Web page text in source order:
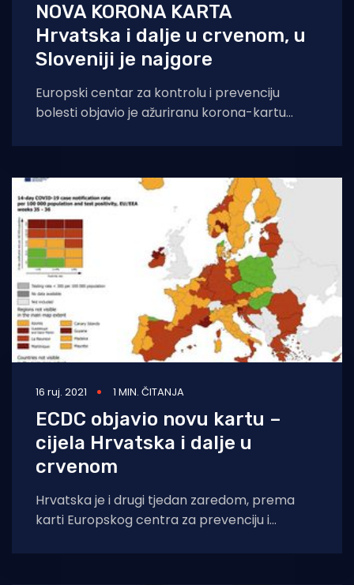
NOVA KORONA KARTA
Hrvatska i dalje u crvenom, u
Sloveniji je najgore
Europski centar za kontrolu i prevenciju
bolesti objavio je ažuriranu korona-kartu
crvenom
16 ruj. 2021 1 MIN. ČITANJA
ECDC objavio novu kartu –
cijela Hrvatska i dalje u
crvenom
Hrvatska je i drugi tjedan zaredom, prema
karti Europskog centra za prevenciju i
Unatoč